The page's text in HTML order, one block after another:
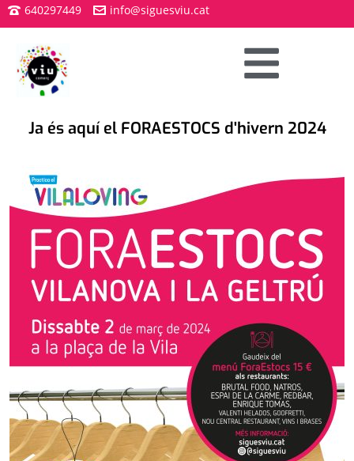
640297449 info@siguesviu.cat
Ja és aquí el FORAESTOCS d'hivern 2024